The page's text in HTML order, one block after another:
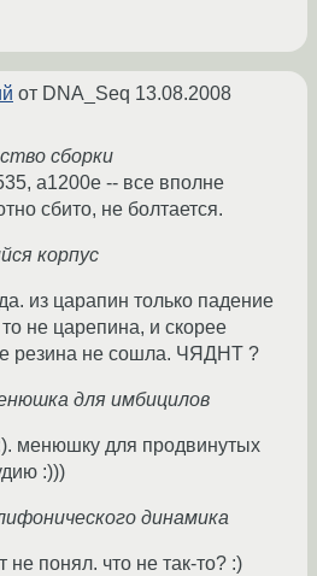
от DNA_Seq 13.08.2008
сборки
a1200e -- все вполне
сбито, не болтается.
корпус
из царапин только падение
не царепина, и скорее
резина не сошла. ЧЯДНТ ?
для имбицилов
менюшку для продвинутых
:)))
динамика
не понял. что не так-то? :)